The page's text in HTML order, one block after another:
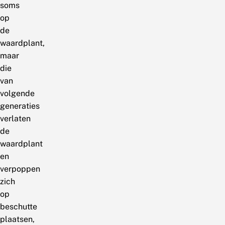
soms
op
de
waardplant,
maar
die
van
volgende
generaties
verlaten
de
waardplant
en
verpoppen
zich
op
beschutte
plaatsen,